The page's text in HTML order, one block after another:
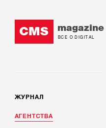
CMS magazine
ВСЕ О DIGITAL
ЖУРНАЛ
АГЕНТСТВА